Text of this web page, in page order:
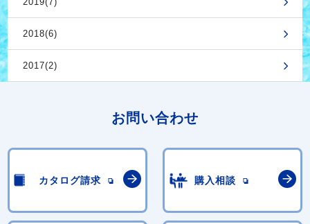
2018(6)
2017(2)
お問い合わせ
カタログ請求 購入相談